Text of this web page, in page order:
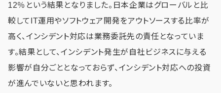
12％という結果となりました。日本企業はグローバルと比
較してIT運用やソフトウェア開発をアウトソースする比率が
高く、インシデント対応は業務委託先の責任となっていま
す。結果として、インシデント発生が自社ビジネスに与える
影響が自分ごととなっておらず、インシデント対応への投資
が進んでいないと思われます。